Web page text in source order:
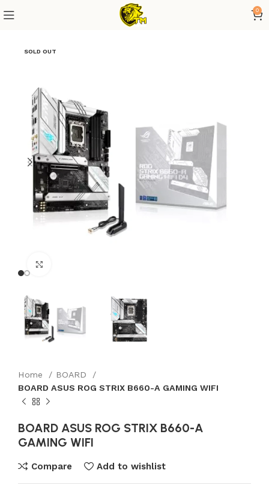
0
SOLD OUT
Home
BOARD
BOARD ASUS ROG STRIX B660-A GAMING WIFI
BOARD ASUS ROG STRIX B660-A
GAMING WIFI
Compare Add to wishlist